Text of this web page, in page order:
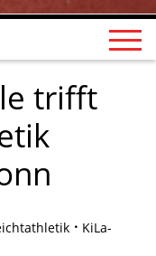
trifft
KiLa-